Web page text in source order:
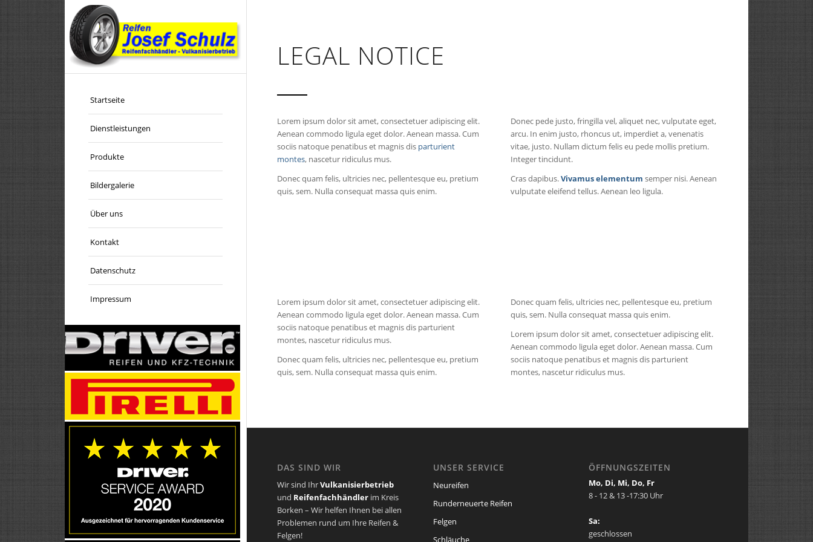
Startseite
Dienstleistungen
Produkte
Bildergalerie
Über uns
Kontakt
Datenschutz
Impressum
LEGAL NOTICE
Lorem ipsum dolor sit amet, consectetuer adipiscing elit.
Aenean commodo ligula eget dolor. Aenean massa. Cum
sociis natoque penatibus et magnis dis parturient
montes, nascetur ridiculus mus.
Donec quam felis, ultricies nec, pellentesque eu, pretium
quis, sem. Nulla consequat massa quis enim.
Donec pede justo, fringilla vel, aliquet nec, vulputate eget,
arcu. In enim justo, rhoncus ut, imperdiet a, venenatis
vitae, justo. Nullam dictum felis eu pede mollis pretium.
Integer tincidunt.
Cras dapibus.Vivamus elementum semper nisi. Aenean
vulputate eleifend tellus. Aenean leo ligula.
Lorem ipsum dolor sit amet, consectetuer adipiscing elit.
Aenean commodo ligula eget dolor. Aenean massa. Cum
sociis natoque penatibus et magnis dis parturient
montes, nascetur ridiculus mus.
Donec quam felis, ultricies nec, pellentesque eu, pretium
quis, sem. Nulla consequat massa quis enim.
Donec quam felis, ultricies nec, pellentesque eu, pretium
quis, sem. Nulla consequat massa quis enim.
Lorem ipsum dolor sit amet, consectetuer adipiscing elit.
Aenean commodo ligula eget dolor. Aenean massa. Cum
sociis natoque penatibus et magnis dis parturient
montes, nascetur ridiculus mus.
DAS SIND WIR
Wir sind IhrVulkanisierbetrieb
und Reifenfachhändler im Kreis
Borken – Wir helfen Ihnen bei allen
Problemen rund um Ihre Reifen &
Felgen!
UNSER SERVICE
Neureifen
Runderneuerte Reifen
Felgen
ÖFFNUNGSZEITEN
Mo, Di, Mi, Do, Fr
8 - 12 & 13 -17:30 Uhr
Sa:
geschlossen